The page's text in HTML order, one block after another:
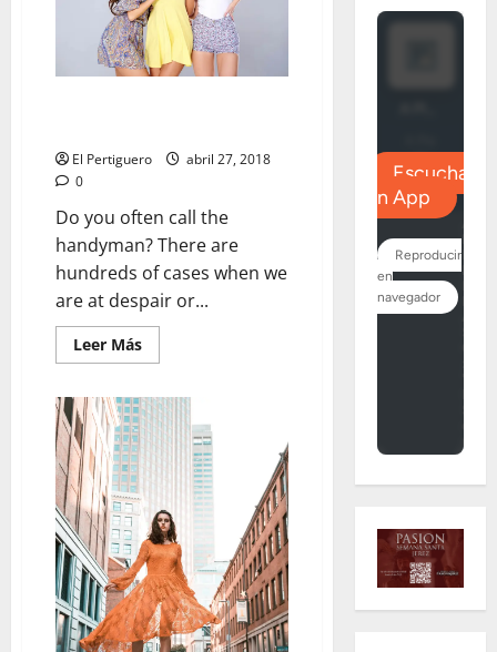
El Pertiguero
abril 27, 2018
0
Do you often call the
handyman? There are
hundreds of cases when we
are at despair or...
Leer MásLeer
más
Emerging
Global
Trends
in
Leather
Fashion